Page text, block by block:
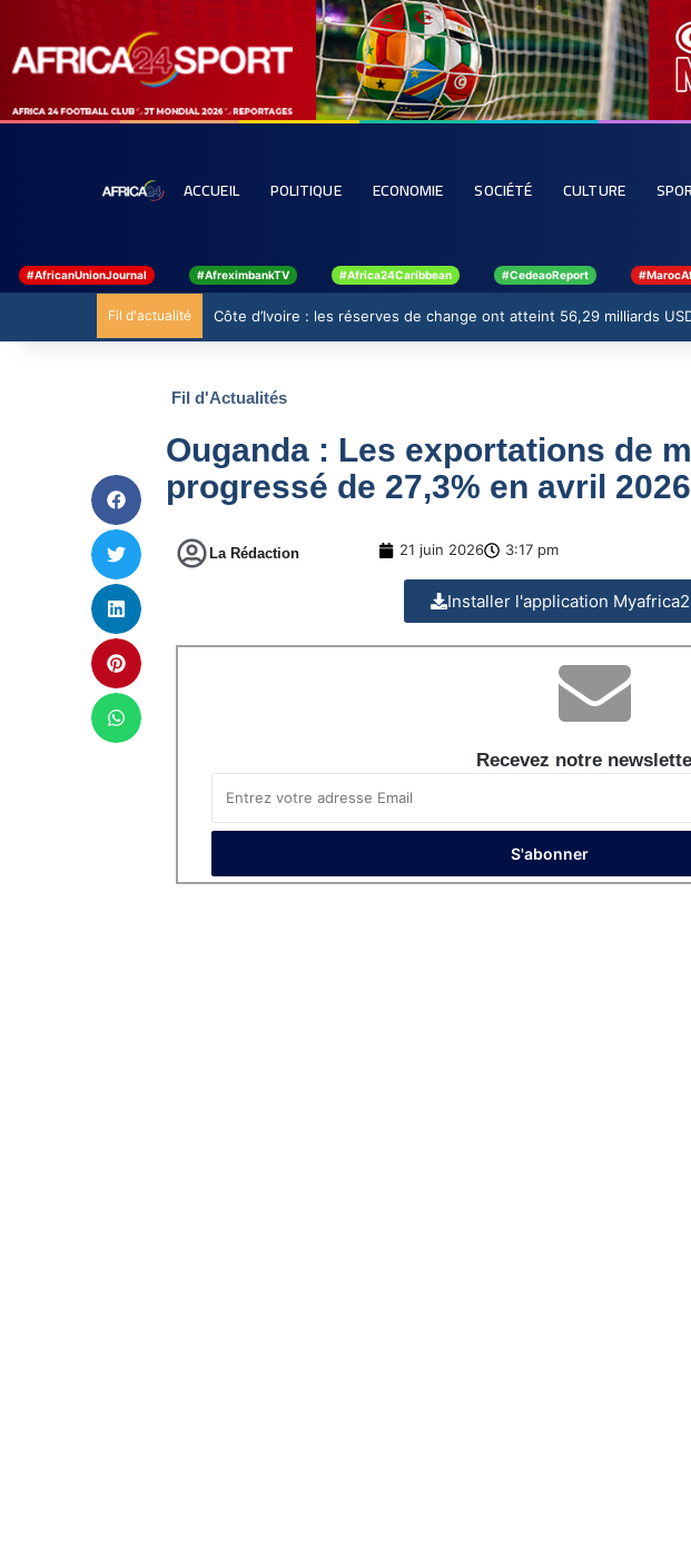
ACCUEIL POLITIQUE ECONOMIE SOCIÉTÉ CULTURE
#AfricanUnionJournal #AfreximbankTV #Africa24Caribbean #CedeaoReport
Fil d'actualité Côte d’Ivoire : les réserves de change ont atteint 56,29 milliards
Fil d'Actualités
Ouganda : Les exportations de
progressé de 27,3% en avril 2026
La Rédaction 21 juin 2026 3:17 pm
Installer l'application
Recevez notre